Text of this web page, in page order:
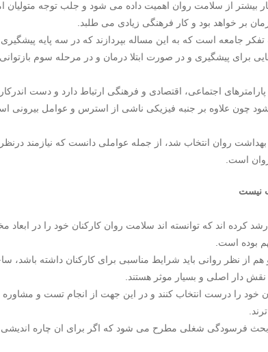
بیشتر از سلامت روان اهمیت داده می شود و جلب توجه متولیان
بر خواهد بود و کار فرهنگی زیادی می طلبد.
جامعه است که به این مساله بپردازند که در سه پایه پیشگیری
برای پیشگیری و در صورت ابتلا درمان و در مرحله سوم
اجتماعی، اقتصادی و فرهنگی ارتباط دارد و دست
چون علاوه بر جنبه فیزیکی ناشی از استرس و عوامل بیرونی
روان انتخاب شد، از جمله عواملی دانست که نیازمند
است.
نیست
اند که توانسته اند سلامت روان کارکنان خود را در ابعاد
بوده است.
از نظر روانی باید شرایط مناسبی برای کارکنان داشته باشد،
نقش دار اصلی و بسیار موثر هستند.
خود را درست انتخاب کنند و در این جهت از انجام تست و مشاوره
فرسودگی شغلی مطرح می شود که اگر برای ان چاره اندیشی